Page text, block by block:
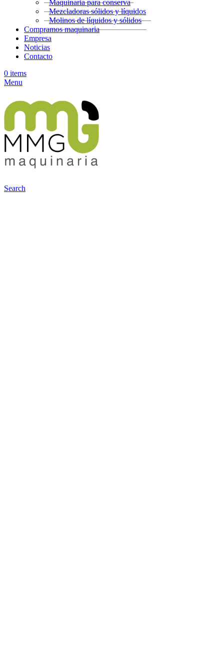
Maquinaria para conserva
Mezcladoras sólidos y líquidos
Molinos de líquidos y sólidos
Compramos maquinaria
Empresa
Noticias
Contacto
0 items
Menu
Search